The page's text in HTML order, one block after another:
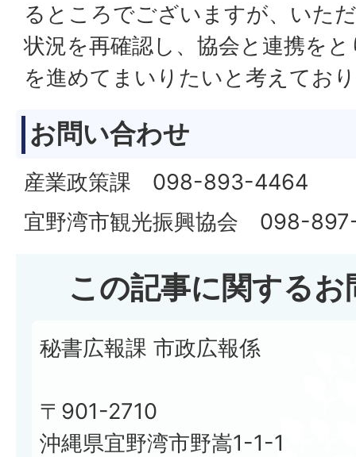
るところでございますが、いた
状況を再確認し、協会と連携を
を進めてまいりたいと考えてお
お問い合わせ
産業政策課 098-893-4464
宜野湾市観光振興協会 098-
この記事に関する
秘書広報課 市政広報係
〒901-2710
沖縄県宜野湾市野嵩1-1-1